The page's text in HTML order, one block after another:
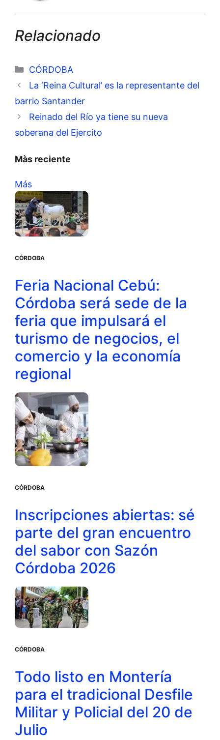
Relacionado
Categorías
CÓRDOBA
La ‘Reina Cultural’ es la representante del
barrio Santander
Reinado del Río ya tiene su nueva
soberana del Ejercito
Màs reciente
Más
CÓRDOBA
Feria Nacional Cebú:
Córdoba será sede de la
feria que impulsará el
turismo de negocios, el
comercio y la economía
regional
CÓRDOBA
Inscripciones abiertas: sé
parte del gran encuentro
del sabor con Sazón
Córdoba 2026
CÓRDOBA
Todo listo en Montería
para el tradicional Desfile
Militar y Policial del 20 de
Julio